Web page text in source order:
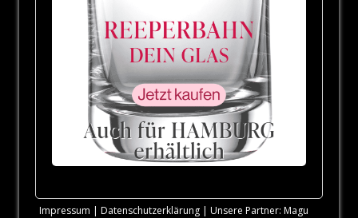
Impressum | Datenschutzerklärung | Unsere Partner: Magu